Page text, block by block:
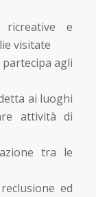
e
visitate
agli
ai luoghi
attività di
tra le
ed